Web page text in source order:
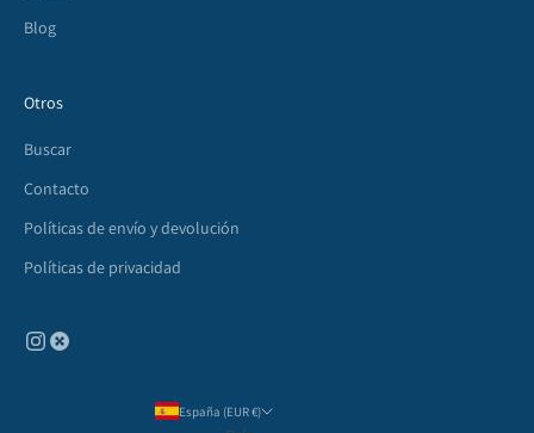
Blog
Otros
Buscar
Contacto
Políticas de envío y devolución
Políticas de privacidad
España (EUR €)